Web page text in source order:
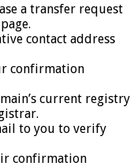
a transfer request
contact address
confirmation
current registry
to you to verify
confirmation